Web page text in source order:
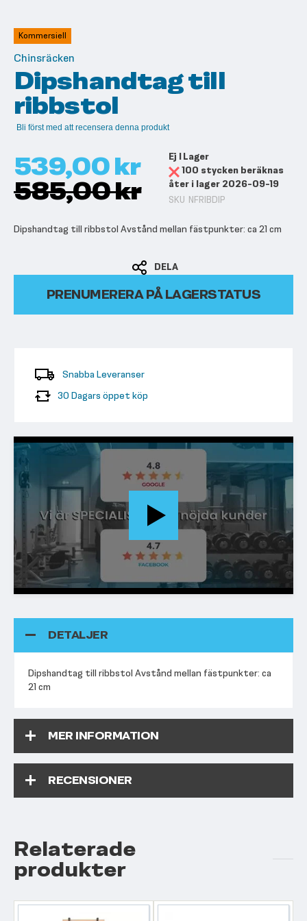
av
bildgalleriet
Kommersiell
Chinsräcken
Dipshandtag till
ribbstol
Bli först med att recensera denna produkt
539,00 kr
585,00 kr
Ej I Lager
100 stycken beräknas
åter i lager 2026-09-19
SKU NFRIBDIP
Dipshandtag till ribbstol Avstånd mellan fästpunkter: ca 21 cm
DELA
PRENUMERERA PÅ LAGERSTATUS
Snabba Leveranser
30 Dagars öppet köp
DETALJER
Dipshandtag till ribbstol Avstånd mellan fästpunkter: ca
21 cm
MER INFORMATION
RECENSIONER
Relaterade
produkter